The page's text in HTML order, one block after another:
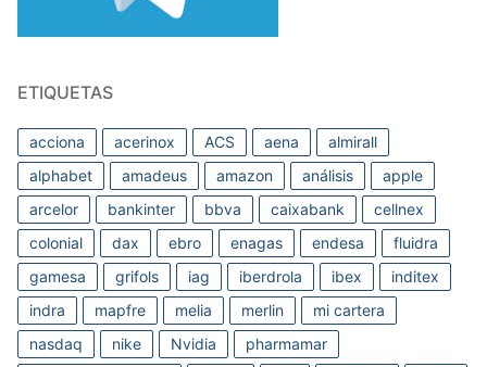
ETIQUETAS
acciona acerinox ACS aena
almirall
alphabet
amadeus amazon análisis
apple
arcelor
bankinter bbva caixabank
cellnex
colonial
dax ebro enagas endesa
fluidra
gamesa
grifols iag iberdrola ibex
inditex
indra
mapfre melia merlin
mi cartera
nasdaq
nike Nvidia
pharmamar